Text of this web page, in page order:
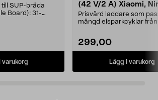
till SUP-bräda
Board): 31-
varukorg
(42 V/2 A) Xiaomi,
E-Way m.fl.
Prisvärd laddare som
mängd elsparkcyklar från
299,00
Lägg i varukorg